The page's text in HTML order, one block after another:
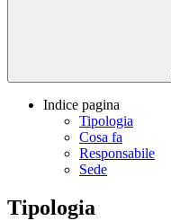
Indice pagina
Tipologia
Cosa fa
Responsabile
Sede
Tipologia